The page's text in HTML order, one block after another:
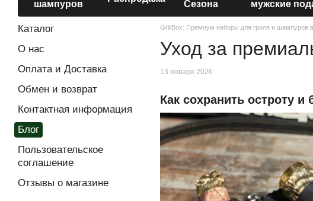
шампуров
Сезона
мужские
GrillBox: Премиум наборы для гриля и шампуров
Уход за
13 января 2026
Как сохранить остроту
Каталог
О нас
Оплата и Доставка
Обмен и возврат
Контактная информация
Блог
Пользовательское
соглашение
Отзывы о магазине